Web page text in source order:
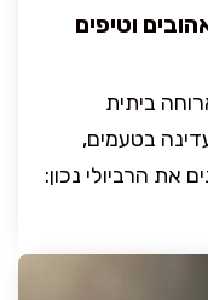
וטיפים
ביתית
בטעמים,
את הרביולי נכון: